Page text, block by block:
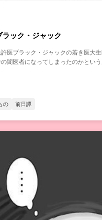
ック・ジャック
医ブラック・ジャックの若き医大
闇医者になってしまったのかとい
の 前日譚